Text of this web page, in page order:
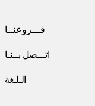
فـــروعنــا
اتـــصل بــنـا
الـلـغة